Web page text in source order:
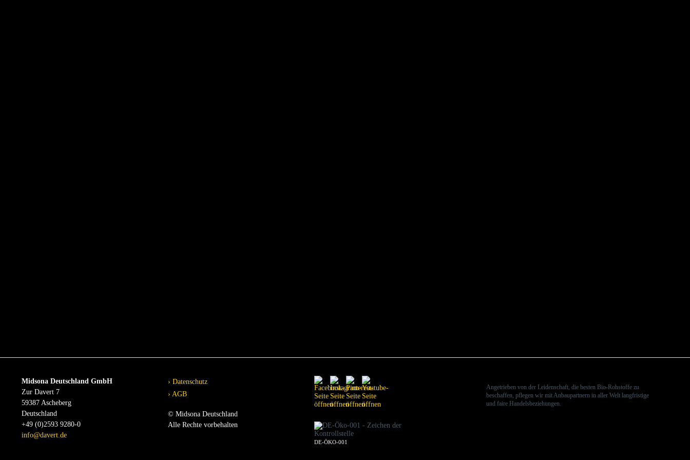
Midsona Deutschland GmbH
Zur Davert 7
59387 Ascheberg
Deutschland
+49 (0)2593 9280-0
info@davert.de
Datenschutz
AGB
© Midsona Deutschland
Alle Rechte vorbehalten
Angetrieben von der Leidenschaft, die besten Bio-Rohstoffe zu
beschaffen, pflegen wir mit Anbaupartnern in aller Welt langfristige
und faire Handelsbeziehungen.
DE-ÖKO-001